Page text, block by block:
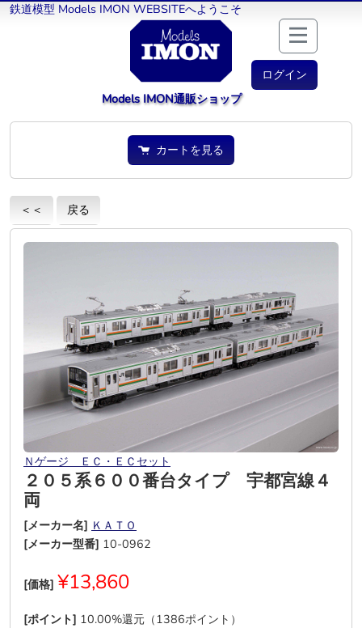
鉄道模型 Models IMON WEBSITEへようこそ
ログイン
Models IMON通販ショップ
カートを見る
＜＜ 戻る
Ｎゲージ ＥＣ・ＥＣセット
２０５系６００番台タイプ 宇都宮線４
両
[メーカー名] ＫＡＴＯ
[メーカー型番] 10-0962
[価格] ¥13,860
[ポイント] 10.00%還元（1386ポイント）